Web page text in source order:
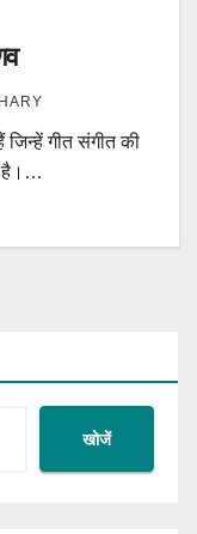
जिन्हें गीत संगीत की
है।…
खोजें